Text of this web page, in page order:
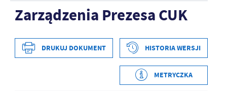
Zarządzenia Prezesa CUK
2025-04-25 09:20:42
DRUKUJ DOKUMENT HISTORIA WERSJI
METRYCZKA